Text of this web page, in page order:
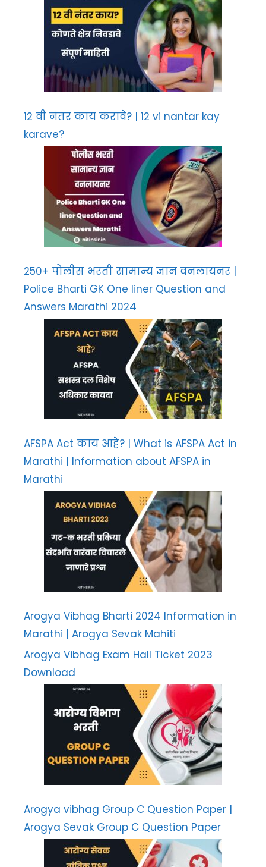
12 वी नंतर काय करावे? | 12 vi nantar kay
karave?
250+ पोलीस भरती सामान्य ज्ञान वनलायनर |
Police Bharti GK One liner Question and
Answers Marathi 2024
AFSPA Act काय आहे? | What is AFSPA Act in
Marathi | Information about AFSPA in
Marathi
Arogya Vibhag Bharti 2024 Information in
Marathi | Arogya Sevak Mahiti
Arogya Vibhag Exam Hall Ticket 2023
Download
Arogya vibhag Group C Question Paper |
Arogya Sevak Group C Question Paper